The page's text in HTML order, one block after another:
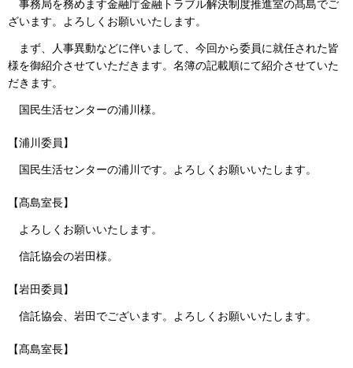
事務局を務めます金融庁金融トラブル解決制度推進室の髙島でご
ざいます。よろしくお願いいたします。
まず、人事異動などに伴いまして、今回から委員に就任された皆
様を御紹介させていただきます。名簿の記載順にて紹介させていた
だきます。
国民生活センターの浦川様。
【浦川委員】
国民生活センターの浦川です。よろしくお願いいたします。
【髙島室長】
よろしくお願いいたします。
信託協会の岩田様。
【岩田委員】
信託協会、岩田でございます。よろしくお願いいたします。
【髙島室長】